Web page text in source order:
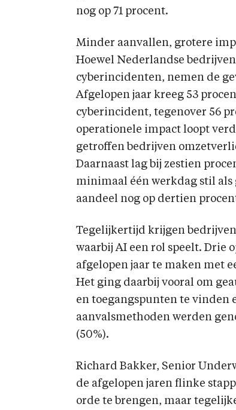
nog op 71 procent.
Minder aanvallen, grotere
Hoewel Nederlandse
cyberincidenten, nemen de
Afgelopen jaar kreeg 53
cyberincident, tegenover 56
operationele impact loopt
getroffen bedrijven
Daarnaast lag bij zestien
minimaal één werkdag stil als
aandeel nog op dertien
Tegelijkertijd krijgen
waarbij AI een rol speelt. Drie
afgelopen jaar te maken met
Het ging daarbij vooral om
en toegangspunten te vinden
aanvalsmethoden werden
(50%).
Richard Bakker, Senior
de afgelopen jaren flinke
orde te brengen, maar